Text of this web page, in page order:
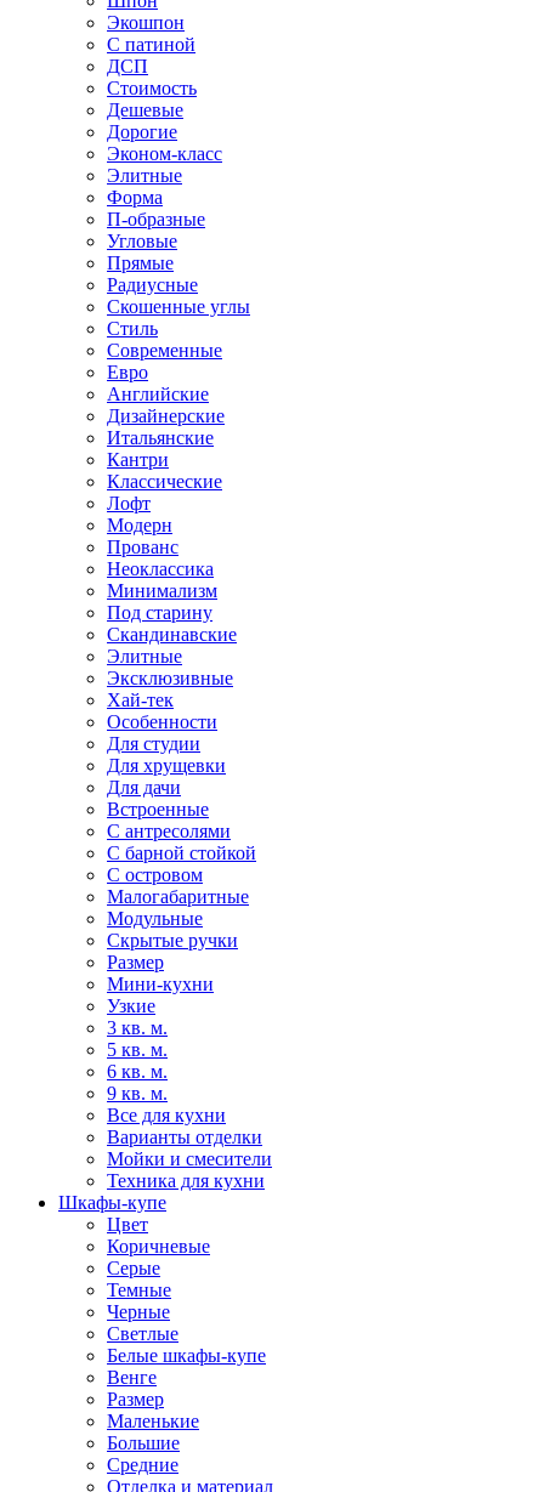
Экошпон
С патиной
ДСП
Стоимость
Дешевые
Дорогие
Эконом-класс
Элитные
Форма
П-образные
Угловые
Прямые
Радиусные
Скошенные углы
Стиль
Современные
Евро
Английские
Дизайнерские
Итальянские
Кантри
Классические
Лофт
Модерн
Прованс
Неоклассика
Минимализм
Под старину
Скандинавские
Элитные
Эксклюзивные
Хай-тек
Особенности
Для студии
Для хрущевки
Для дачи
Встроенные
С антресолями
С барной стойкой
С островом
Малогабаритные
Модульные
Скрытые ручки
Размер
Мини-кухни
Узкие
3 кв. м.
5 кв. м.
6 кв. м.
9 кв. м.
Все для кухни
Варианты отделки
Мойки и смесители
Техника для кухни
Шкафы-купе
Цвет
Коричневые
Серые
Темные
Черные
Светлые
Белые шкафы-купе
Венге
Размер
Маленькие
Большие
Средние
Отделка и материал